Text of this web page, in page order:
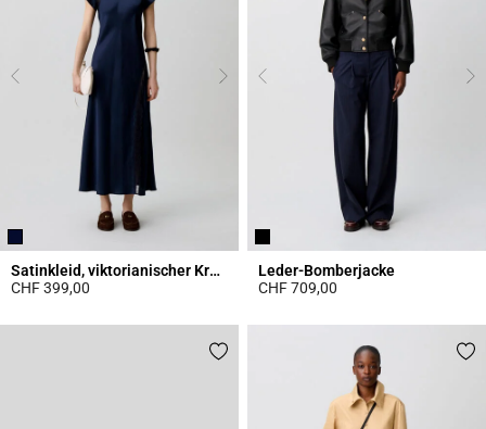
Satinkleid, viktorianischer Kragen
CHF 399,00
Leder-Bomberjacke
CHF 709,00